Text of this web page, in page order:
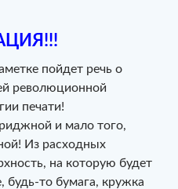
пойдет речь о
революционной
печати!
и мало того,
Из расходных
на которую будет
будь-то бумага, кружка